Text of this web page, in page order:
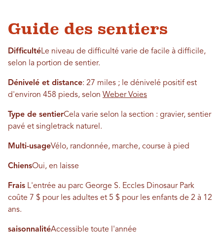
Guide des sentiers
DifficultéLe niveau de difficulté varie de facile à difficile,
selon la portion de sentier.
Dénivelé et distance: 27 miles ; le dénivelé positif est
d'environ 458 pieds, selon Weber Voies
Type de sentierCela varie selon la section : gravier, sentier
pavé et singletrack naturel.
Multi-usageVélo, randonnée, marche, course à pied
ChiensOui, en laisse
Frais L'entrée au parc George S. Eccles Dinosaur Park
coûte 7 $ pour les adultes et 5 $ pour les enfants de 2 à 12
ans.
saisonnalitéAccessible toute l'année